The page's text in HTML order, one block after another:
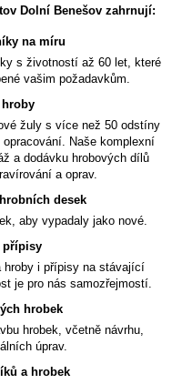
Dolní Benešov zahrnují:
na míru
s životností až 60 let, které
vašim požadavkům.
hroby
žuly s více než 50 odstíny
Naše komplexní
a dodávku hrobových dílů
a oprav.
desek
aby vypadaly jako nové.
přípisy
hroby i přípisy na stávající
je pro nás samozřejmostí.
hrobek
hrobek, včetně návrhu,
úprav.
a hrobek